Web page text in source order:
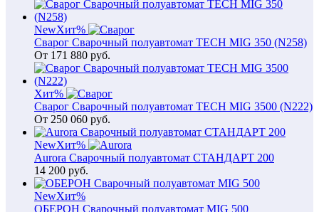
NewХит%
Сварог Сварочный полуавтомат TECH MIG 350 (N258)
От 171 880 руб.
Хит%
Сварог Сварочный полуавтомат TECH MIG 3500 (N222)
От 250 060 руб.
NewХит%
Aurora Сварочный полуавтомат СТАНДАРТ 200
14 200 руб.
NewХит%
ОБЕРОН Сварочный полуавтомат MIG 500